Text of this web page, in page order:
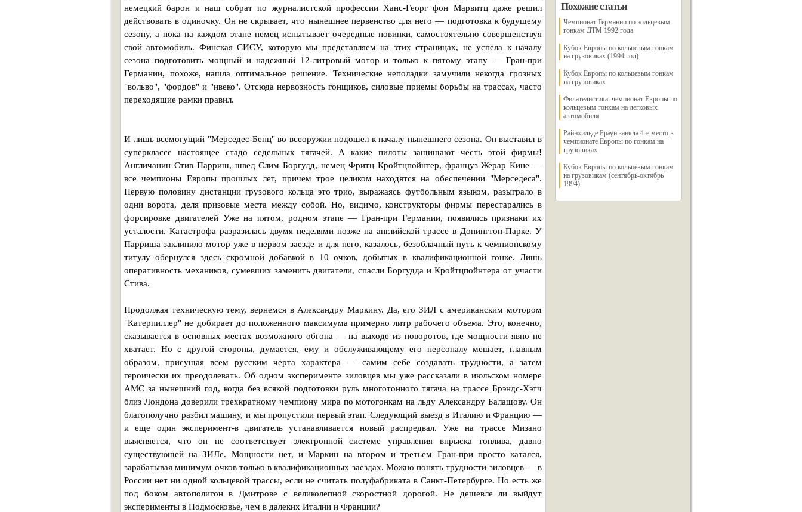
немецкий барон и наш собрат по журналистской профессии Ханс-Георг фон Марвитц даже решил
действовать в одиночку. Он не скрывает, что нынешнее первенство для него — подготовка к будущему
сезону, а пока на каждом этапе немец испытывает очередные новинки, самостоятельно совершенствуя
свой автомобиль. Финская СИСУ, которую мы представляем на этих страницах, не успела к началу
сезона подготовить мощный и надежный 12-литровый мотор и только к пятому этапу — Гран-при
Германии, похоже, нашла оптимальное решение. Технические неполадки замучили некогда грозных
"вольво", "фордов" и "ивеко". Отсюда нервозность гонщиков, силовые приемы борьбы на трассах, часто
переходящие рамки правил.
И лишь всемогущий "Мерседес-Бенц" во всеоружии подошел к началу нынешнего сезона. Он выставил в
суперклассе настоящее стадо седельных тягачей. А какие пилоты защищают честь этой фирмы!
Англичанин Стив Парриш, швед Слим Боргудд, немец Фритц Кройтцпойнтер, француз Жерар Кине —
все чемпионы Европы прошлых лет, причем трое целиком находятся на обеспечении "Мерседеса".
Первую половину дистанции грузового кольца это трио, выражаясь футбольным языком, разыграло в
одни ворота, деля призовые места между собой. Но, видимо, конструкторы фирмы перестарались в
форсировке двигателей Уже на пятом, родном этапе — Гран-при Германии, появились признаки их
усталости. Катастрофа разразилась двумя неделями позже на английской трассе в Донингтон-Парке. У
Парриша заклинило мотор уже в первом заезде и для него, казалось, безоблачный путь к чемпионскому
титулу обернулся здесь скромной добавкой в 10 очков, добытых в квалификационной гонке. Лишь
оперативность механиков, сумевших заменить двигатели, спасли Боргудда и Кройтцпойнтера от участи
Стива.
Продолжая техническую тему, вернемся в Александру Маркину. Да, его ЗИЛ с американским мотором
"Катерпиллер" не добирает до положенного максимума примерно литр рабочего объема. Это, конечно,
сказывается в основных местах возможного обгона — на выходе из поворотов, где мощности явно не
хватает. Но с другой стороны, думается, ему и обслуживающему его персоналу мешает, главным
образом, присущая всем русским черта характера — самим себе создавать трудности, а затем
героически их преодолевать. Об одном эксперименте зиловцев мы уже рассказали в июльском номере
АМС за нынешний год, когда без всякой подготовки руль многотонного тягача на трассе Брэндс-Хэтч
близ Лондона доверили трехкратному чемпиону мира по мотогонкам на льду Александру Балашову. Он
благополучно разбил машину, и мы пропустили первый этап. Следующий выезд в Италию и Францию —
и еще один эксперимент-в двигатель устанавливается новый распредвал. Уже на трассе Мизано
выясняется, что он не соответствует электронной системе управления впрыска топлива, давно
существующей на ЗИЛе. Мощности нет, и Маркин на втором и третьем Гран-при просто катался,
зарабатывая минимум очков только в квалификационных заездах. Можно понять трудности зиловцев — в
России нет ни одной кольцевой трассы, если не считать полуфабриката в Санкт-Петербурге. Но есть же
под боком автополигон в Дмитрове с великолепной скоростной дорогой. Не дешевле ли выйдут
эксперименты в Подмосковье, чем в далеких Италии и Франции?
Похожие статьи
Чемпионат Германии по кольцевым
гонкам ДТМ 1992 года
Кубок Европы по кольцевым гонкам
на грузовиках (1994 год)
Кубок Европы по кольцевым гонкам
на грузовиках
Филателистика: чемпионат Европы по
кольцевым гонкам на легковых
автомобиля
Райнхильде Браун заняла 4-е место в
чемпионате Европы по гонкам на
грузовиках
Кубок Европы по кольцевым гонкам
на грузовикам (сентябрь-октябрь
1994)